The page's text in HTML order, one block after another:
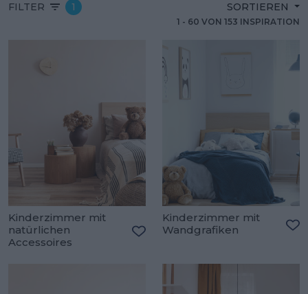
FILTER 1 SORTIEREN
1 - 60 VON 153 INSPIRATION
Kinderzimmer mit
natürlichen
Accessoires
Kinderzimmer mit
Wandgrafiken